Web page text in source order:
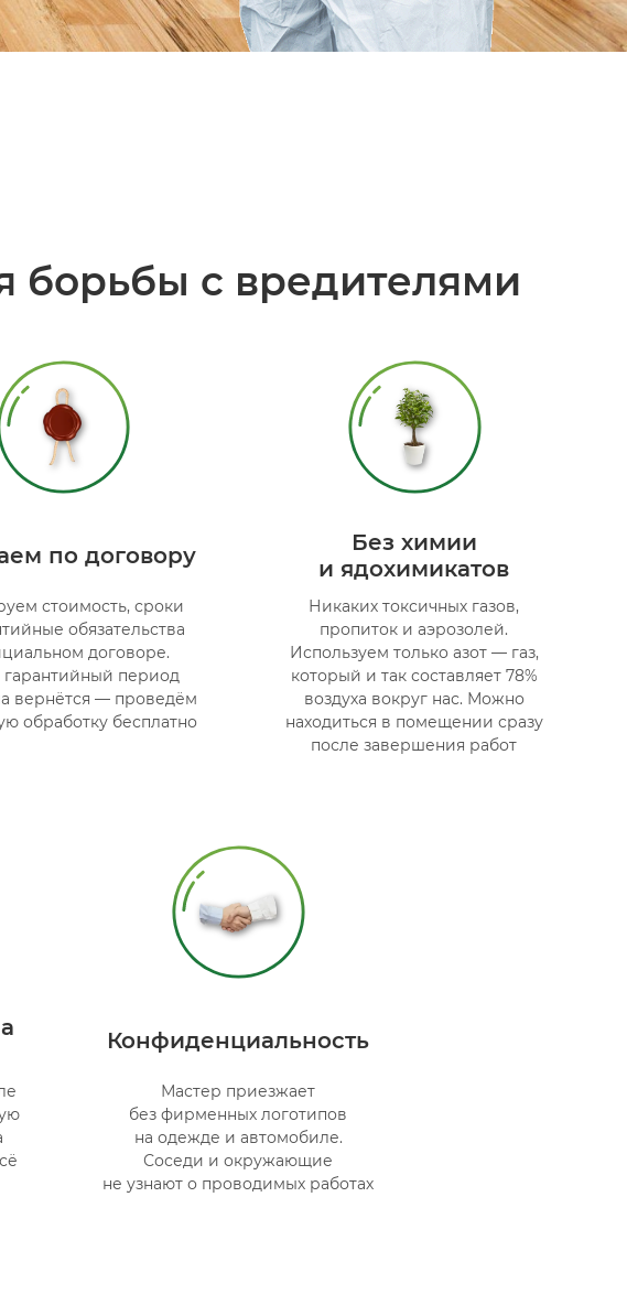
борьбы с вредителями
по договору
стоимость, сроки
обязательства
договоре.
гарантийный период
вернётся — проведём
обработку бесплатно
Без химии
и ядохимикатов
Никаких токсичных газов,
пропиток и аэрозолей.
Используем только азот — газ,
который и так составляет 78%
воздуха вокруг нас. Можно
находиться в помещении сразу
после завершения работ
Конфиденциальность
Мастер приезжает
без фирменных логотипов
на одежде и автомобиле.
Соседи и окружающие
не узнают о проводимых работах